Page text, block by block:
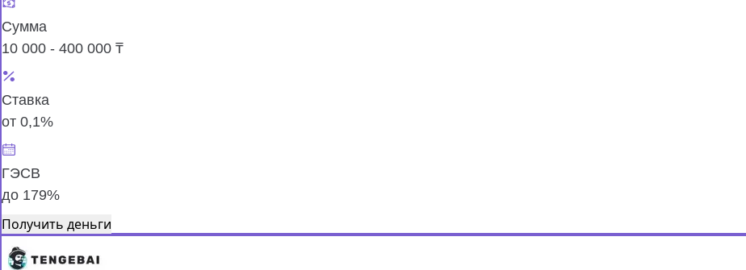
Сумма
10 000 - 400 000 ₸
Ставка
от 0,1%
ГЭСВ
до 179%
Получить деньги